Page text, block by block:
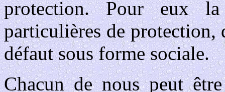
protection. Pour eux
particulières de protection,
défaut sous forme sociale.
Chacun de nous peut